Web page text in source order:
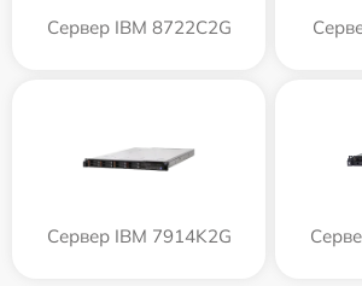
Сервер IBM 8722C2G
Сервер IBM 7914K2G